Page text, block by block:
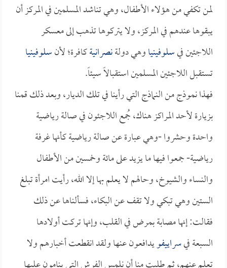
لمن تكفي من هؤلاء الأطفال، وهي تناشد المسلمين في المركز أن
يبقوها عندهم في المركز، ولا يتركوها تذهب إلى معسكر
اللاجئين فيسلوفينياوهي دولةنصرانيةكافرة؛ لأنسلوفينيا
تستقبل اللاجئين المسلمين استقبالاً سيئاً.
فهذا نموذج من النماذج التي رأينا في تلك الديار، وبعد ذلك قمنا
بزيارة لأحد المراكز هناك، جُمع اللاجئون في صالة رياضية
واحدة وحشروا -وهي عبارة عن صالة رياضية كأنها غرفة
رياضية- جمعوا فيها ما يزيد على مائة وخمسين من الأطفال
والنساء والشيوخ، وحالهم لا يعلم بها إلا الله، رأيت امرأة تبلغ
الستين وهي تبكي ولا تقف عن البكاء، فسألناها عن ذلك
فقالت: إنها مصابة بمرض في القلب، وإنها تركت أولادها
السبعة فيسراييفويدافعون عنها ولقد انقطعت أخبارهم ولا